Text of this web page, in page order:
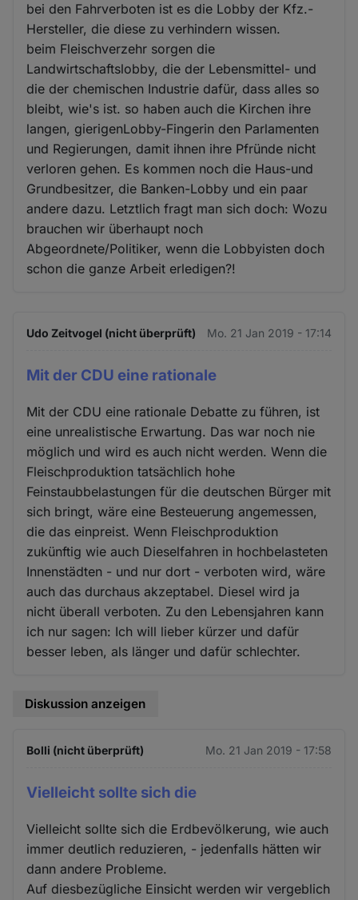
bei den Fahrverboten ist es die Lobby der Kfz.-
Hersteller, die diese zu verhindern wissen.
beim Fleischverzehr sorgen die
Landwirtschaftslobby, die der Lebensmittel- und
die der chemischen Industrie dafür, dass alles so
bleibt, wie's ist. so haben auch die Kirchen ihre
langen, gierigenLobby-Fingerin den Parlamenten
und Regierungen, damit ihnen ihre Pfründe nicht
verloren gehen. Es kommen noch die Haus-und
Grundbesitzer, die Banken-Lobby und ein paar
andere dazu. Letztlich fragt man sich doch: Wozu
brauchen wir überhaupt noch
Abgeordnete/Politiker, wenn die Lobbyisten doch
schon die ganze Arbeit erledigen?!
Udo Zeitvogel (nicht überprüft) Mo. 21 Jan 2019 - 17:14
Mit der CDU eine rationale
Mit der CDU eine rationale Debatte zu führen, ist
eine unrealistische Erwartung. Das war noch nie
möglich und wird es auch nicht werden. Wenn die
Fleischproduktion tatsächlich hohe
Feinstaubbelastungen für die deutschen Bürger mit
sich bringt, wäre eine Besteuerung angemessen,
die das einpreist. Wenn Fleischproduktion
zukünftig wie auch Dieselfahren in hochbelasteten
Innenstädten - und nur dort - verboten wird, wäre
auch das durchaus akzeptabel. Diesel wird ja
nicht überall verboten. Zu den Lebensjahren kann
ich nur sagen: Ich will lieber kürzer und dafür
besser leben, als länger und dafür schlechter.
Diskussion anzeigen
Bolli (nicht überprüft) Mo. 21 Jan 2019 - 17:58
Vielleicht sollte sich die
Vielleicht sollte sich die Erdbevölkerung, wie auch
immer deutlich reduzieren, - jedenfalls hätten wir
dann andere Probleme.
Auf diesbezügliche Einsicht werden wir vergeblich